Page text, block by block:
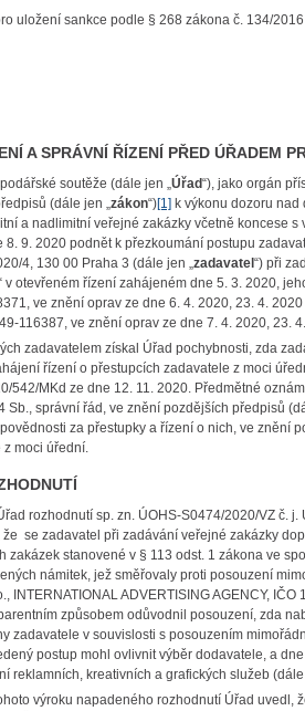
uložení sankce podle § 268 zákona č. 134/
ŘÍZENÍ PŘED ÚŘADEM
soutěže (dále jen „Úřad“), jako orgán
(dále jen „zákon“)[1] k výkonu dozoru
a nadlimitní veřejné zakázky včetně koncese
8. 9. 2020 podnět k přezkoumání postupu
4, 130 00 Praha 3 (dále jen „zadavatel “) při
v otevřeném řízení zahájeném dne 5. 3. 2020,
ve znění oprav ze dne 6. 4. 2020, 23. 4.
116387, ve znění oprav ze dne 7. 4. 2020, 23.
zadavatelem získal Úřad pochybnosti, zda
řízení o přestupcích zadavatele z moci
542/MKd ze dne 12. 11. 2020. Předmětné
Sb., správní řád, ve znění pozdějších předpisů
za přestupky a řízení o nich, ve znění
moci úřední.
rozhodnutí sp. zn. ÚOHS-S0474/2020/VZ č.
se zadavatel při zadávání veřejné zakázky
zakázek stanovené v § 113 odst. 1 zákona ve
námitek, jež směřovaly proti posouzení
INTERNATIONAL ADVERTISING AGENCY,
způsobem odůvodnil posouzení, zda
zadavatele v souvislosti s posouzením
postup mohl ovlivnit výběr dodavatele, a
reklamních, kreativních a grafických služeb (dále
výroku napadeného rozhodnutí Úřad uvedl,